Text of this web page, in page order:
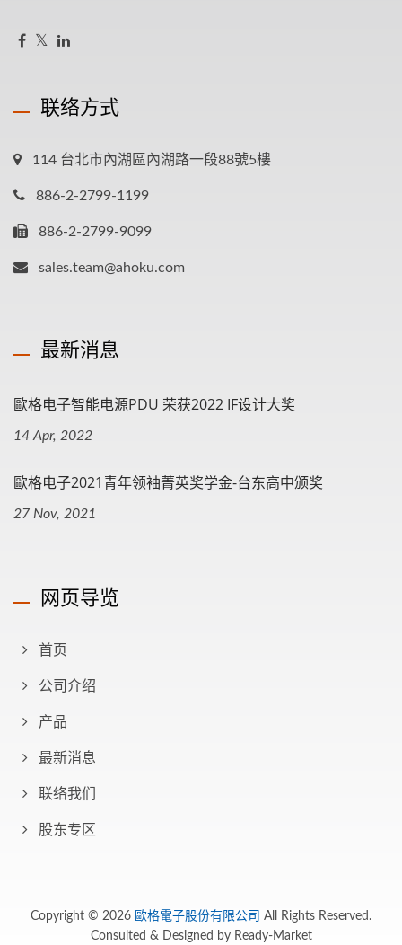
联络方式
114 台北市內湖區內湖路一段88號5樓
886-2-2799-1199
886-2-2799-9099
sales.team@ahoku.com
最新消息
歐格电子智能电源PDU 荣获2022 IF设计大奖
14 Apr, 2022
歐格电子2021青年领袖菁英奖学金-台东高中颁奖
27 Nov, 2021
网页导览
首页
公司介绍
产品
最新消息
联络我们
股东专区
Copyright © 2026 歐格電子股份有限公司 All Rights Reserved.
Consulted & Designed by Ready-Market